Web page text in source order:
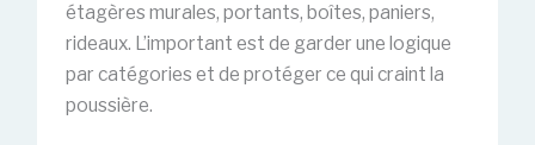
étagères murales, portants, boîtes, paniers,
rideaux. L’important est de garder une logique
par catégories et de protéger ce qui craint la
poussière.